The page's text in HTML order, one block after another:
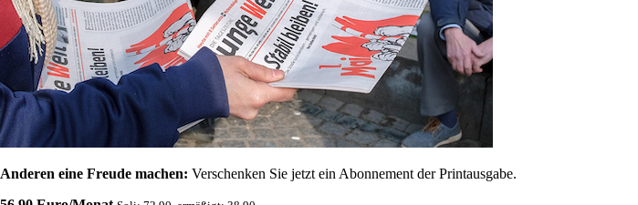
Anderen eine Freude machen: Verschenken Sie jetzt ein Abonnement der Printausgabe.